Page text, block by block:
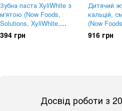
Зубна паста XyliWhite з
м'ятою (Now Foods,
Solutions, XyliWhite,
Toothpaste Gel,
Refreshmint), 181 г
394 грн
Дитячий
кальцій,
(Now
Chewable),
таблеток
916 грн
Досвід роботи з